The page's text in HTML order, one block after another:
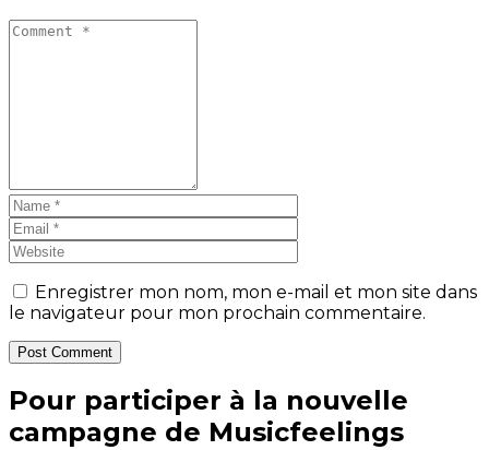
Enregistrer mon nom, mon e-mail et mon site dans
le navigateur pour mon prochain commentaire.
Post Comment
Pour participer à la nouvelle
campagne de Musicfeelings